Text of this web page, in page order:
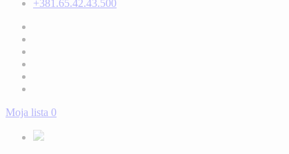
+381.65.42.43.500
Moja lista 0